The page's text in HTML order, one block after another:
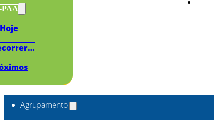
PAA
Hoje
Agrupamento